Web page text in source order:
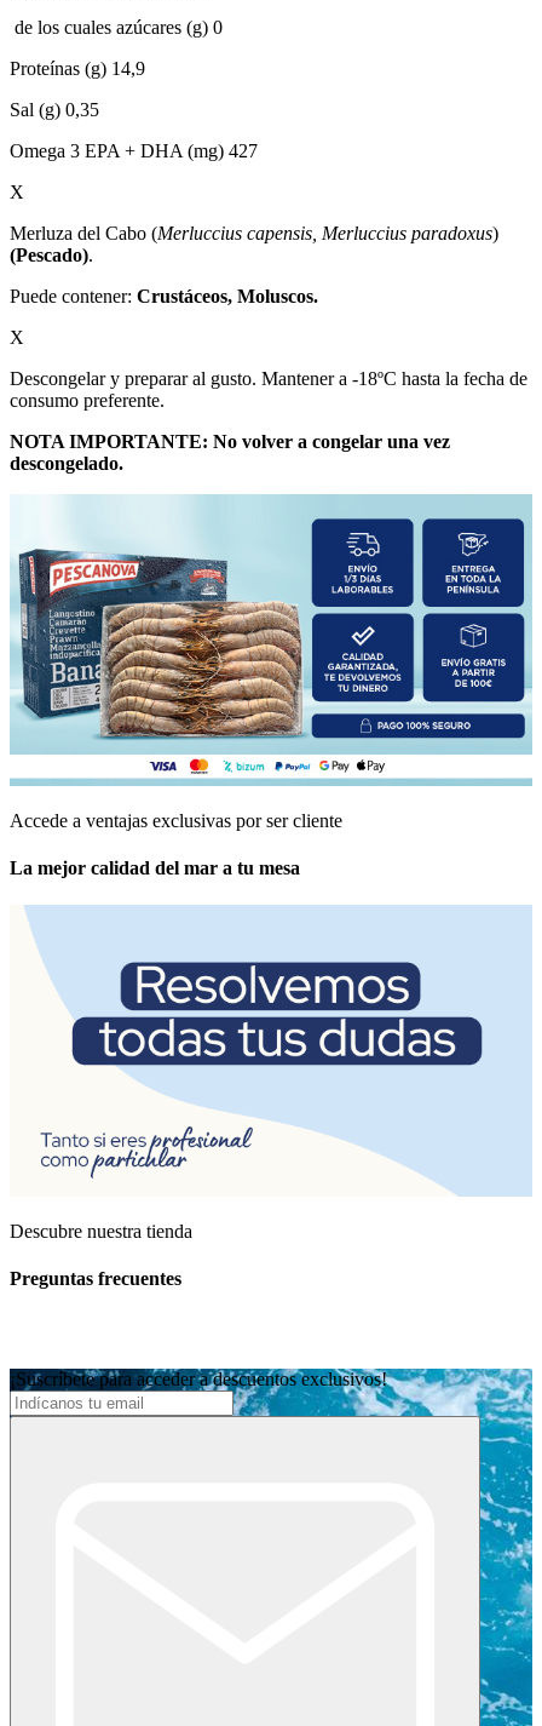
de los cuales azúcares (g) 0
Proteínas (g) 14,9
Sal (g) 0,35
Omega 3 EPA + DHA (mg) 427
X
Merluza del Cabo (Merluccius capensis, Merluccius paradoxus)
(Pescado).
Puede contener: Crustáceos, Moluscos.
X
Descongelar y preparar al gusto. Mantener a -18ºC hasta la fecha de
consumo preferente.
NOTA IMPORTANTE: No volver a congelar una vez
descongelado.
Accede a ventajas exclusivas por ser cliente
La mejor calidad del mar a tu mesa
Descubre nuestra tienda
Preguntas frecuentes
¡Suscríbete para acceder a descuentos exclusivos!